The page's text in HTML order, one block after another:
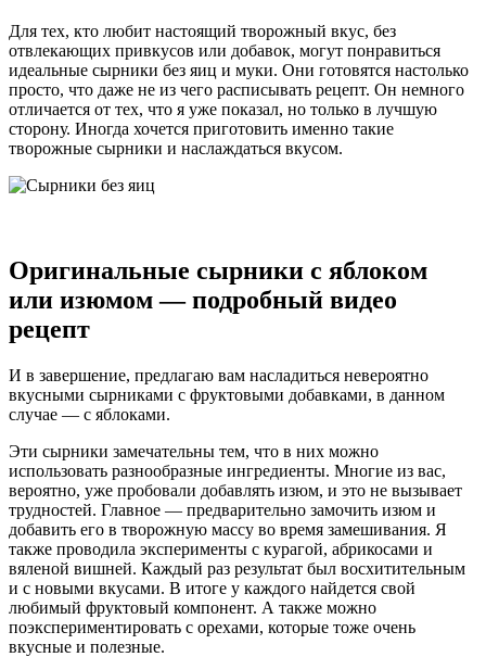
Для тех, кто любит настоящий творожный вкус, без
отвлекающих привкусов или добавок, могут понравиться
идеальные сырники без яиц и муки. Они готовятся настолько
просто, что даже не из чего расписывать рецепт. Он немного
отличается от тех, что я уже показал, но только в лучшую
сторону. Иногда хочется приготовить именно такие
творожные сырники и наслаждаться вкусом.
Оригинальные сырники с яблоком
или изюмом — подробный видео
рецепт
И в завершение, предлагаю вам насладиться невероятно
вкусными сырниками с фруктовыми добавками, в данном
случае — с яблоками.
Эти сырники замечательны тем, что в них можно
использовать разнообразные ингредиенты. Многие из вас,
вероятно, уже пробовали добавлять изюм, и это не вызывает
трудностей. Главное — предварительно замочить изюм и
добавить его в творожную массу во время замешивания. Я
также проводила эксперименты с курагой, абрикосами и
вяленой вишней. Каждый раз результат был восхитительным
и с новыми вкусами. В итоге у каждого найдется свой
любимый фруктовый компонент. А также можно
поэкспериментировать с орехами, которые тоже очень
вкусные и полезные.